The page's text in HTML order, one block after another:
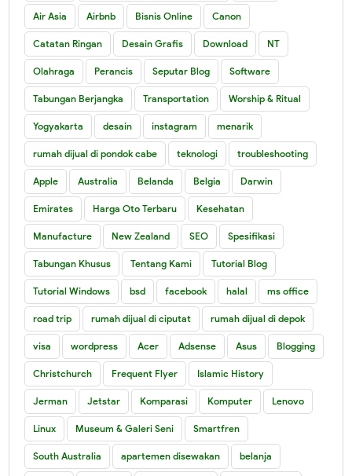
Air Asia Airbnb Bisnis Online Canon
Catatan Ringan Desain Grafis Download NT
Olahraga Perancis Seputar Blog Software
Tabungan Berjangka Transportation Worship & Ritual
Yogyakarta desain instagram menarik
rumah dijual di pondok cabe teknologi troubleshooting
Apple Australia Belanda Belgia Darwin
Emirates Harga Oto Terbaru Kesehatan
Manufacture New Zealand SEO Spesifikasi
Tabungan Khusus Tentang Kami Tutorial Blog
Tutorial Windows bsd facebook halal ms office
road trip rumah dijual di ciputat rumah dijual di depok
visa wordpress Acer Adsense Asus Blogging
Christchurch Frequent Flyer Islamic History
Jerman Jetstar Komparasi Komputer Lenovo
Linux Museum & Galeri Seni Smartfren
South Australia apartemen disewakan belanja